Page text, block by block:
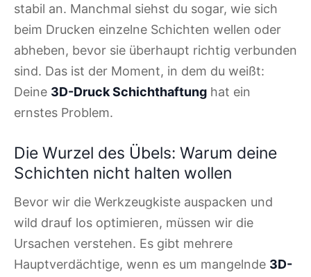
stabil an. Manchmal siehst du sogar, wie sich
beim Drucken einzelne Schichten wellen oder
abheben, bevor sie überhaupt richtig verbunden
sind. Das ist der Moment, in dem du weißt:
Deine 3D-Druck Schichthaftung hat ein
ernstes Problem.
Die Wurzel des Übels: Warum deine
Schichten nicht halten wollen
Bevor wir die Werkzeugkiste auspacken und
wild drauf los optimieren, müssen wir die
Ursachen verstehen. Es gibt mehrere
Hauptverdächtige, wenn es um mangelnde 3D-